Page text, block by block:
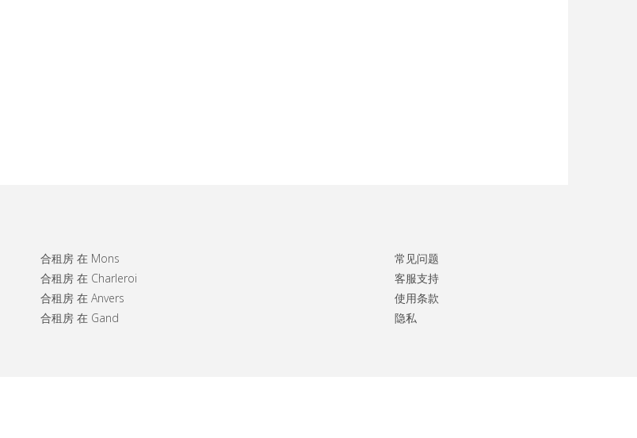
合租房 在 Mons
合租房 在 Charleroi
合租房 在 Anvers
合租房 在 Gand
常见问题
客服支持
使用条款
隐私